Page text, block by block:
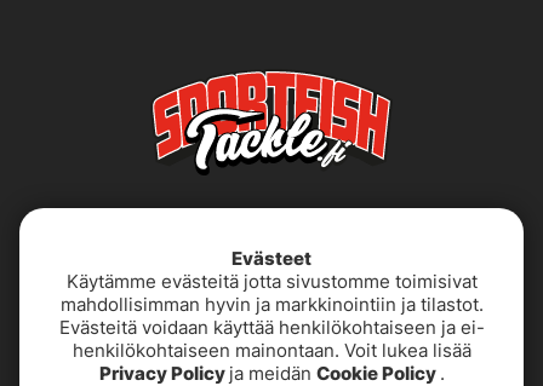
Käyttöehdot Saavutettavuusseloste
Evästeet
Käytämme evästeitä jotta sivustomme toimisivat
mahdollisimman hyvin ja markkinointiin ja tilastot.
Evästeitä voidaan käyttää henkilökohtaiseen ja ei-
henkilökohtaiseen mainontaan. Voit lukea lisää
Privacy Policy ja meidän Cookie Policy .